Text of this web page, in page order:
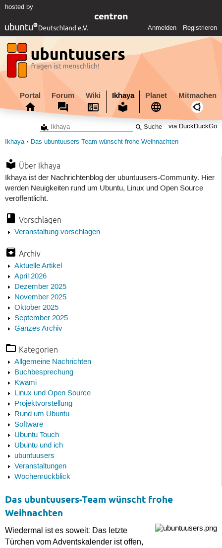
hosted by
Anmelden Registrieren
Portal Forum Wiki Ikhaya Planet Mitmachen
via DuckDuckGo
Ikhaya Das ubuntuusers-Team wünscht frohe Weihnachten
Über Ikhaya
Ikhaya ist der Nachrichtenblog der ubuntuusers-Community. Hier
werden Neuigkeiten rund um Ubuntu, Linux und Open Source
veröffentlicht.
Vorschlagen
Veranstaltung vorschlagen
Archiv
Aktuelle Artikel
April 2026
Dezember 2025
November 2025
Oktober 2025
September 2025
Ganzes Archiv
Kategorien
Allgemeine Nachrichten
Buchbesprechung
Kwami
Linux und Open Source
Projektvorstellung
Rund um Ubuntu
Software
Ubuntu Touch
Ubuntu und ich
ubuntuusers
Veranstaltungen
Wochenrückblick
Das ubuntuusers-Team wünscht frohe
Weihnachten
Wiedermal ist es soweit: Das letzte
Türchen vom Adventskalender ist offen,